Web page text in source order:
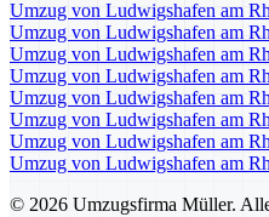
Umzug von Ludwigshafen am
Umzug von Ludwigshafen am
Umzug von Ludwigshafen am
Umzug von Ludwigshafen am
Umzug von Ludwigshafen am
Umzug von Ludwigshafen am
Umzug von Ludwigshafen am
Umzug von Ludwigshafen am
© 2026 Umzugsfirma Müller.